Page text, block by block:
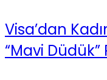
Visa’dan
“Mavi Düdük”